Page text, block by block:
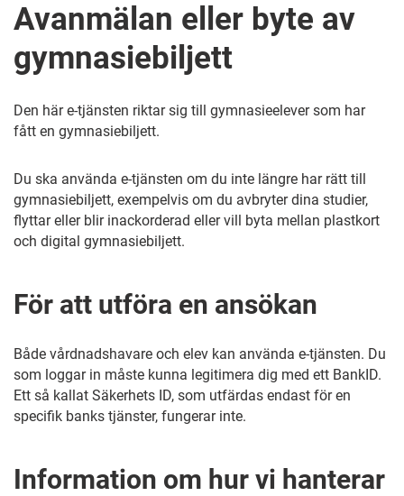
Avanmälan eller byte av
gymnasiebiljett
Den här e-tjänsten riktar sig till gymnasieelever som har
fått en gymnasiebiljett.
Du ska använda e-tjänsten om du inte längre har rätt till
gymnasiebiljett, exempelvis om du avbryter dina studier,
flyttar eller blir inackorderad eller vill byta mellan plastkort
och digital gymnasiebiljett.
För att utföra en ansökan
Både vårdnadshavare och elev kan använda e-tjänsten. Du
som loggar in måste kunna legitimera dig med ett BankID.
Ett så kallat Säkerhets ID, som utfärdas endast för en
specifik banks tjänster, fungerar inte.
Information om hur vi hanterar